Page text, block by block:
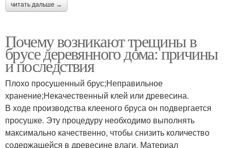
читать дальше →
Почему возникают трещины в
брусе деревянного дома: причины
и последствия
Плохо просушенный брус;Неправильное
хранение;Некачественный клей или древесина.
В ходе производства клееного бруса он подвергается
просушке. Эту процедуру необходимо выполнять
максимально качественно, чтобы снизить количество
содержащейся в древесине влаги. Материал